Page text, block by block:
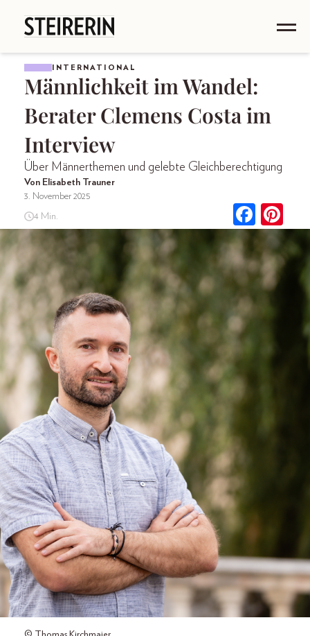
INTERNATIONAL
Männlichkeit im Wandel:
Berater Clemens Costa im
Interview
Über Männerthemen und gelebte Gleichberechtigung
Von Elisabeth Trauner
3. November 2025
4 Min.